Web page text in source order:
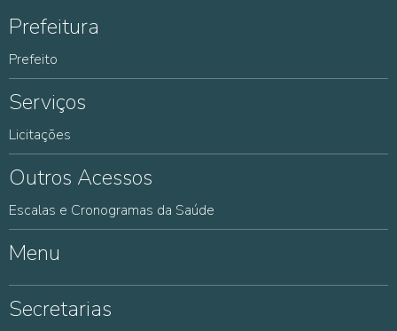
Prefeitura
Prefeito
Serviços
Licitações
Outros Acessos
Escalas e Cronogramas da Saúde
Menu
Secretarias